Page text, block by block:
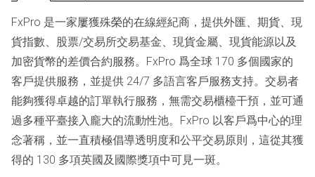
FxPro 是一家屢獲殊榮的在線經紀商，提供外匯、期貨、現
貨指數、股票/交易所交易基金、現貨金屬、現貨能源以及
加密貨幣的差價合約服務。FxPro 爲全球 170 多個國家的
客戶提供服務，並提供 24/7 多語言客戶服務支持。交易者
能夠獲得卓越的訂單執行服務，無需交易櫃檯干預，並可通
過多種平臺接入龐大的流動性池。FxPro 以客戶爲中心的理
念著稱，並一直積極倡導透明度和公平交易原則，這從其獲
得的 130 多項英國及國際獎項中可見一斑。